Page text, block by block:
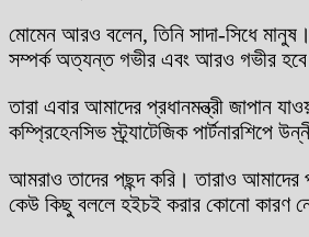
মোমেন আরও বলেন, তিনি সাদা-সিধে মানুষ।
সম্পর্ক অত্যন্ত গভীর এবং আরও গভীর
তারা এবার আমাদের প্রধানমন্ত্রী জাপান
কম্প্রিহেনসিভ স্ট্র্যাটেজিক পার্টনারশিপে
আমরাও তাদের পছন্দ করি। তারাও
কেউ কিছু বললে হইচই করার কোনো কারণ